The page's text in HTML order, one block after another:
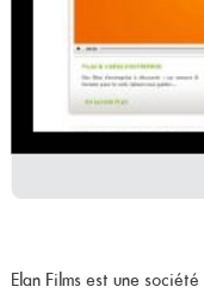
Elan Films est une